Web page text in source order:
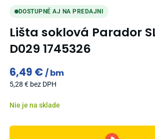
DOSTUPNÉ AJ NA PREDAJNI
Lišta soklová Parador
D029 1745326
6,49 € bm
5,28 € bez DPH
Nie je na sklade